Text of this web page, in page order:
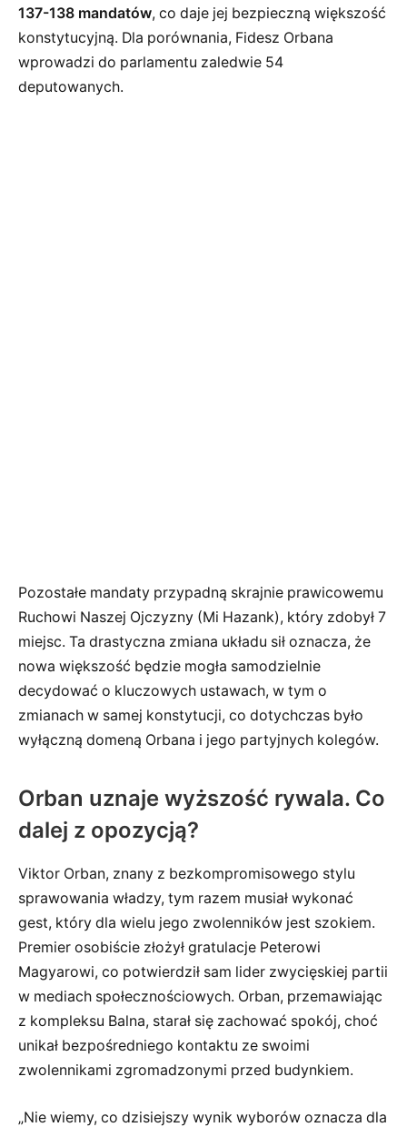
137-138 mandatów, co daje jej bezpieczną większość
konstytucyjną. Dla porównania, Fidesz Orbana
wprowadzi do parlamentu zaledwie 54
deputowanych.
Pozostałe mandaty przypadną skrajnie prawicowemu
Ruchowi Naszej Ojczyzny (Mi Hazank), który zdobył 7
miejsc. Ta drastyczna zmiana układu sił oznacza, że
nowa większość będzie mogła samodzielnie
decydować o kluczowych ustawach, w tym o
zmianach w samej konstytucji, co dotychczas było
wyłączną domeną Orbana i jego partyjnych kolegów.
Orban uznaje wyższość rywala. Co
dalej z opozycją?
Viktor Orban, znany z bezkompromisowego stylu
sprawowania władzy, tym razem musiał wykonać
gest, który dla wielu jego zwolenników jest szokiem.
Premier osobiście złożył gratulacje Peterowi
Magyarowi, co potwierdził sam lider zwycięskiej partii
w mediach społecznościowych. Orban, przemawiając
z kompleksu Balna, starał się zachować spokój, choć
unikał bezpośredniego kontaktu ze swoimi
zwolennikami zgromadzonymi przed budynkiem.
„Nie wiemy, co dzisiejszy wynik wyborów oznacza dla